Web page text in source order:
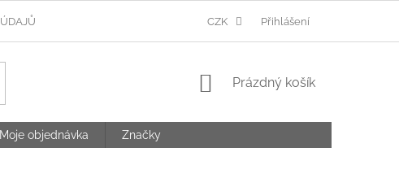
CZK Přihlášení
NÁKUPNÍ
Prázdný košík
Moje objednávka Značky